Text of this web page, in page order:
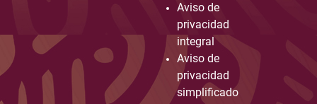
Aviso de
privacidad
integral
Aviso de
privacidad
simplificado